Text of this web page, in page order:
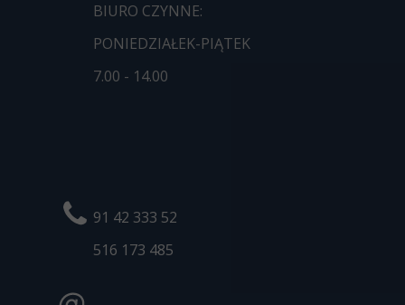
BIURO CZYNNE:
PONIEDZIAŁEK-PIĄTEK
7.00 - 14.00
91 42 333 52
516 173 485